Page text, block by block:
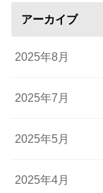
アーカイブ
2025年8月
2025年7月
2025年5月
2025年4月